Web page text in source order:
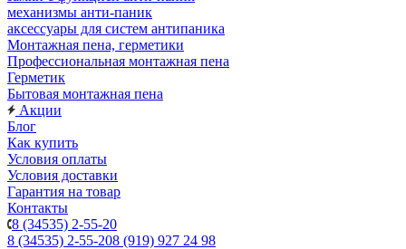
механизмы анти-паник
аксессуары для систем антипаника
Монтажная пена, герметики
Профессиональная монтажная пена
Герметик
Бытовая монтажная пена
Акции
Блог
Как купить
Условия оплаты
Условия доставки
Гарантия на товар
Контакты
8 (34535) 2-55-20
8 (34535) 2-55-208 (919) 927 24 98